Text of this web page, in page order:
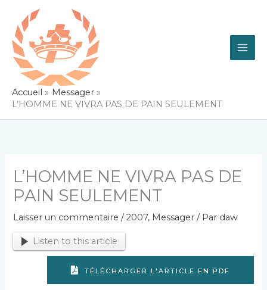
contenu
Accueil
Messager
L’HOMME NE VIVRA PAS DE PAIN SEULEMENT
L’HOMME NE VIVRA PAS DE
PAIN SEULEMENT
Laisser un commentaire /2007, Messager / Par daw
Listen to this article
TÉLÉCHARGER L'ARTICLE EN PDF